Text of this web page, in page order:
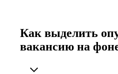
Как выделить
вакансию на